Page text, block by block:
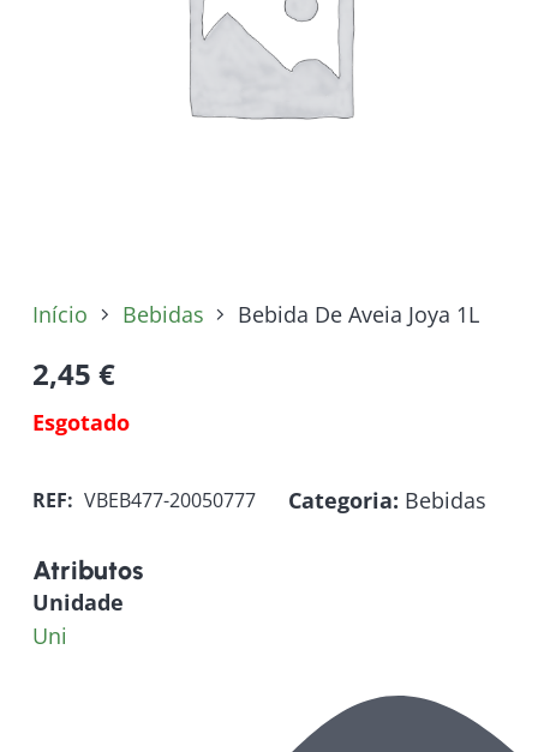
Início Bebidas Bebida De Aveia Joya 1L
2,45 €
Esgotado
REF: VBEB477-20050777 Categoria: Bebidas
Atributos
Unidade
Uni